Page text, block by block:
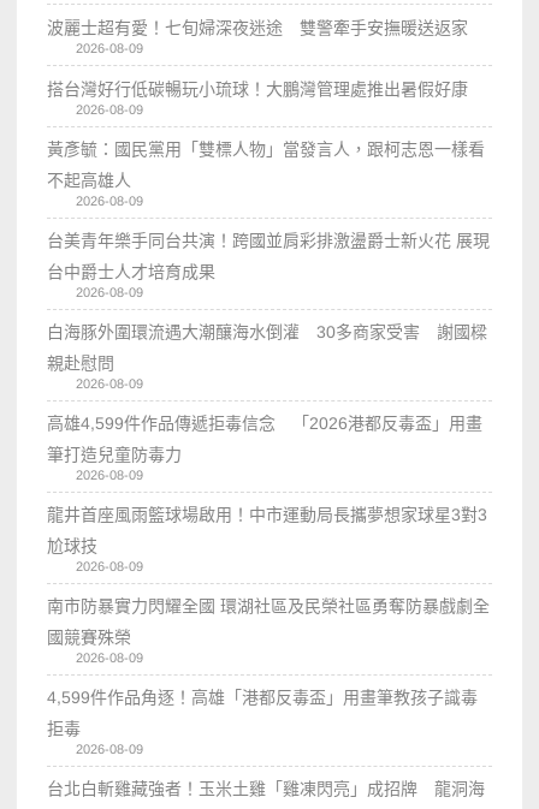
波麗士超有愛！七旬婦深夜迷途 雙警牽手安撫暖送返家
2026-08-09
搭台灣好行低碳暢玩小琉球！大鵬灣管理處推出暑假好康
2026-08-09
黃彥毓：國民黨用「雙標人物」當發言人，跟柯志恩一樣看
不起高雄人
2026-08-09
台美青年樂手同台共演！跨國並肩彩排激盪爵士新火花 展現
台中爵士人才培育成果
2026-08-09
白海豚外圍環流遇大潮釀海水倒灌 30多商家受害 謝國樑
親赴慰問
2026-08-09
高雄4,599件作品傳遞拒毒信念 「2026港都反毒盃」用畫
筆打造兒童防毒力
2026-08-09
龍井首座風雨籃球場啟用！中市運動局長攜夢想家球星3對3
尬球技
2026-08-09
南市防暴實力閃耀全國 環湖社區及民榮社區勇奪防暴戲劇全
國競賽殊榮
2026-08-09
4,599件作品角逐！高雄「港都反毒盃」用畫筆教孩子識毒
拒毒
2026-08-09
台北白斬雞藏強者！玉米土雞「雞凍閃亮」成招牌 龍洞海